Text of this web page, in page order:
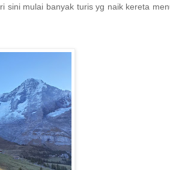
sini mulai banyak turis yg naik kereta